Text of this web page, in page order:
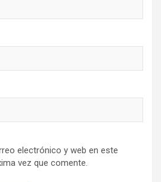
electrónico y web en este
vez que comente.